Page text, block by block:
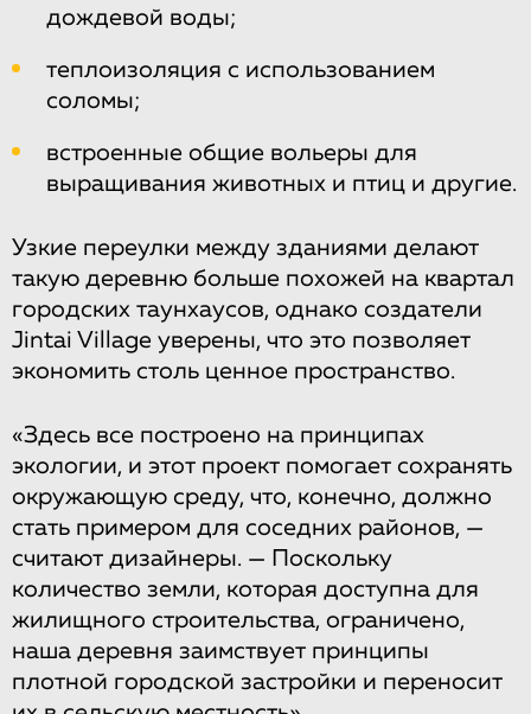
дождевой воды;
теплоизоляция с использованием
соломы;
встроенные общие вольеры для
выращивания животных и птиц и другие.
Узкие переулки между зданиями делают
такую деревню больше похожей на квартал
городских таунхаусов, однако создатели
Jintai Village уверены, что это позволяет
экономить столь ценное пространство.
«Здесь все построено на принципах
экологии, и этот проект помогает сохранять
окружающую среду, что, конечно, должно
стать примером для соседних районов, —
считают дизайнеры. — Поскольку
количество земли, которая доступна для
жилищного строительства, ограничено,
наша деревня заимствует принципы
плотной городской застройки и переносит